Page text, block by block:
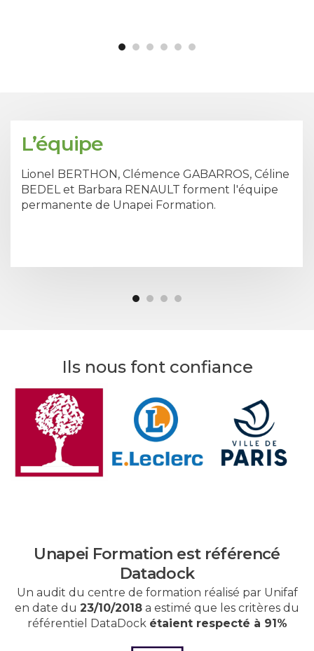
L’équipe
Lionel BERTHON, Clémence GABARROS, Céline
BEDEL et Barbara RENAULT forment l'équipe
permanente de Unapei Formation.
Ils nous font confiance
Unapei Formation est référencé
Datadock
Un audit du centre de formation réalisé par Unifaf
en date du 23/10/2018 a estimé que les critères du
référentiel DataDock étaient respecté à 91%